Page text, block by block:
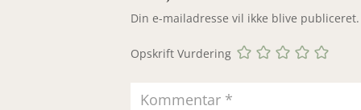
Din e-mailadresse vil ikke blive publiceret.
Opskrift Vurdering